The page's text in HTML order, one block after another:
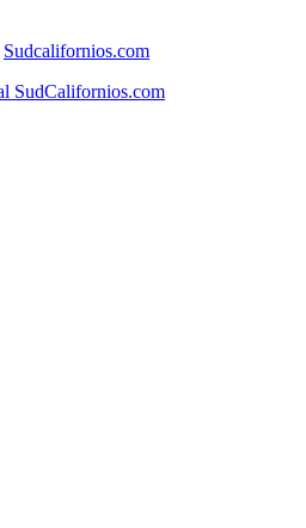
Sudcalifornios.com